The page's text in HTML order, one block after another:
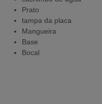
Prato
tampa da placa
Mangueira
Base
Bocal